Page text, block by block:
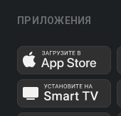
ПРИЛОЖЕНИЯ